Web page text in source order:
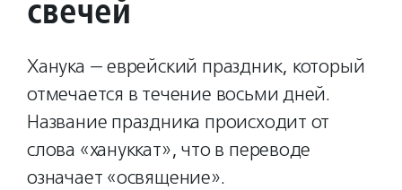
свечей
Ханука — еврейский праздник, который
отмечается в течение восьми дней.
Название праздника происходит от
слова «хануккат», что в переводе
означает «освящение».